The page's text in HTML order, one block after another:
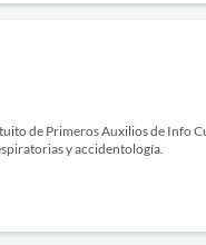
de Primeros Auxilios de Info
y accidentología.